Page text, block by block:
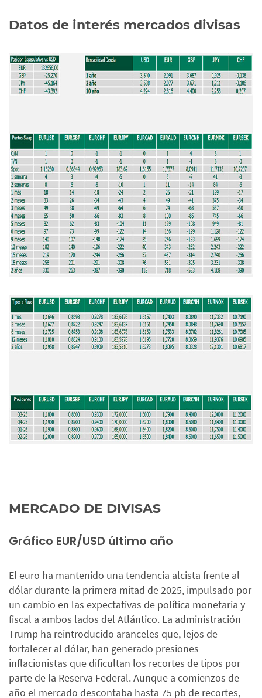
Datos de interés mercados divisas
MERCADO DE DIVISAS
Gráfico EUR/USD último año
El euro ha mantenido una tendencia alcista frente al
dólar durante la primera mitad de 2025, impulsado por
un cambio en las expectativas de política monetaria y
fiscal a ambos lados del Atlántico. La administración
Trump ha reintroducido aranceles que, lejos de
fortalecer al dólar, han generado presiones
inflacionistas que dificultan los recortes de tipos por
parte de la Reserva Federal. Aunque a comienzos de
año el mercado descontaba hasta 75 pb de recortes,